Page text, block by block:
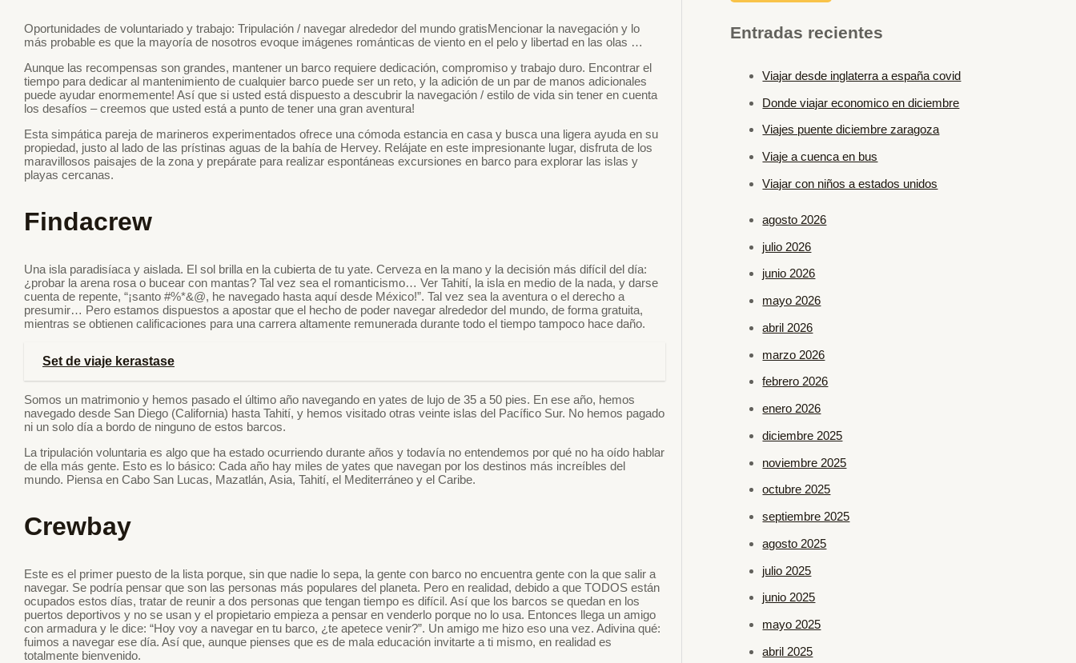
Oportunidades de voluntariado y trabajo: Tripulación / navegar alrededor del mundo gratisMencionar la navegación y lo
más probable es que la mayoría de nosotros evoque imágenes románticas de viento en el pelo y libertad en las olas …
Aunque las recompensas son grandes, mantener un barco requiere dedicación, compromiso y trabajo duro. Encontrar el
tiempo para dedicar al mantenimiento de cualquier barco puede ser un reto, y la adición de un par de manos adicionales
puede ayudar enormemente! Así que si usted está dispuesto a descubrir la navegación / estilo de vida sin tener en cuenta
los desafíos – creemos que usted está a punto de tener una gran aventura!
Esta simpática pareja de marineros experimentados ofrece una cómoda estancia en casa y busca una ligera ayuda en su
propiedad, justo al lado de las prístinas aguas de la bahía de Hervey. Relájate en este impresionante lugar, disfruta de los
maravillosos paisajes de la zona y prepárate para realizar espontáneas excursiones en barco para explorar las islas y
playas cercanas.
Findacrew
Una isla paradisíaca y aislada. El sol brilla en la cubierta de tu yate. Cerveza en la mano y la decisión más difícil del día:
¿probar la arena rosa o bucear con mantas? Tal vez sea el romanticismo… Ver Tahití, la isla en medio de la nada, y darse
cuenta de repente, “¡santo #%*&@, he navegado hasta aquí desde México!”. Tal vez sea la aventura o el derecho a
presumir… Pero estamos dispuestos a apostar que el hecho de poder navegar alrededor del mundo, de forma gratuita,
mientras se obtienen calificaciones para una carrera altamente remunerada durante todo el tiempo tampoco hace daño.
Set de viaje kerastase
Somos un matrimonio y hemos pasado el último año navegando en yates de lujo de 35 a 50 pies. En ese año, hemos
navegado desde San Diego (California) hasta Tahití, y hemos visitado otras veinte islas del Pacífico Sur. No hemos pagado
ni un solo día a bordo de ninguno de estos barcos.
La tripulación voluntaria es algo que ha estado ocurriendo durante años y todavía no entendemos por qué no ha oído hablar
de ella más gente. Esto es lo básico: Cada año hay miles de yates que navegan por los destinos más increíbles del
mundo. Piensa en Cabo San Lucas, Mazatlán, Asia, Tahití, el Mediterráneo y el Caribe.
Crewbay
Este es el primer puesto de la lista porque, sin que nadie lo sepa, la gente con barco no encuentra gente con la que salir a
navegar. Se podría pensar que son las personas más populares del planeta. Pero en realidad, debido a que TODOS están
ocupados estos días, tratar de reunir a dos personas que tengan tiempo es difícil. Así que los barcos se quedan en los
puertos deportivos y no se usan y el propietario empieza a pensar en venderlo porque no lo usa. Entonces llega un amigo
con armadura y le dice: “Hoy voy a navegar en tu barco, ¿te apetece venir?”. Un amigo me hizo eso una vez. Adivina qué:
fuimos a navegar ese día. Así que, aunque pienses que es de mala educación invitarte a ti mismo, en realidad es
totalmente bienvenido.
Entradas recientes
Viajar desde inglaterra a españa covid
Donde viajar economico en diciembre
Viajes puente diciembre zaragoza
Viaje a cuenca en bus
Viajar con niños a estados unidos
agosto 2026
julio 2026
junio 2026
mayo 2026
abril 2026
marzo 2026
febrero 2026
enero 2026
diciembre 2025
noviembre 2025
octubre 2025
septiembre 2025
agosto 2025
julio 2025
junio 2025
mayo 2025
abril 2025